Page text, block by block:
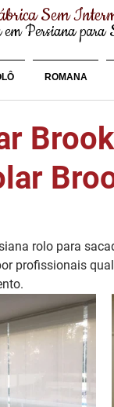
Sem
em Persiana para
ROMANA
rolo para
profissionais